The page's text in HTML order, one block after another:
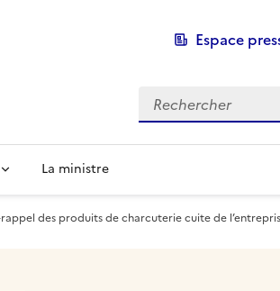
Espace
Recherche
La ministre
des produits de charcuterie cuite de